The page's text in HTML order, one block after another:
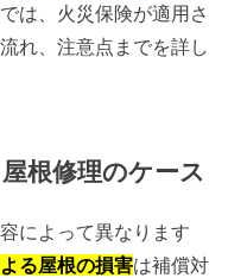
は、火災保険が適用さ
れ、注意点までを詳し
根修理のケース
によって異なります
る屋根の損害は補償対